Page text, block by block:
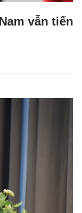
vẫn tiến